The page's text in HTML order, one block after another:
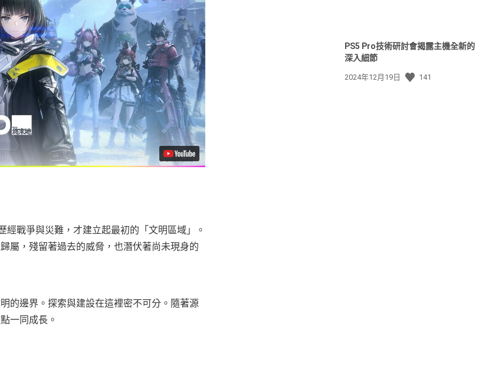
戰爭與災難，才建立起最初的「文明區域」。
屬，殘留著過去的威脅，也潛伏著尚未現身的
的邊界。探索與建設在這裡密不可分。隨著源
一同成長。
PS5 Pro技術研討會揭露主機全新的
深入細節
發
2024年12月19日 141